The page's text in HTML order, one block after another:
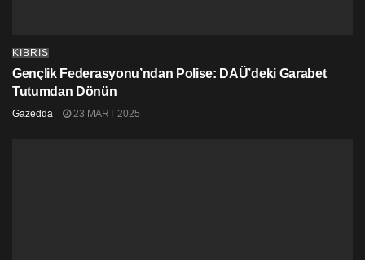
KIBRIS
Gençlik Federasyonu’ndan Polise: DAÜ’deki Garabet
Tutumdan Dönün
Gazedda 23 MART 2025